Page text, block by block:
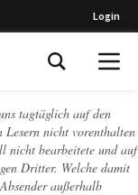
Login
tagtäglich auf den
Lesern nicht vorenthalten
nicht bearbeitete und auf
Dritter. Welche damit
außerhalb